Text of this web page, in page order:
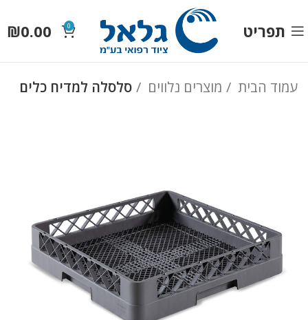
תפריט 0
₪0.00
עמוד הבית מוצרים נלווים סלסלה למדיח כלים